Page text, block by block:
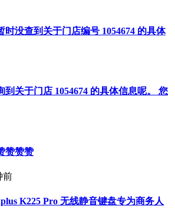
时没查到关于门店编号 1054674 的具体
到关于门店 1054674 的具体信息呢。 您
赞赞赞
前
K225 Pro 无线静音键盘专为商务人